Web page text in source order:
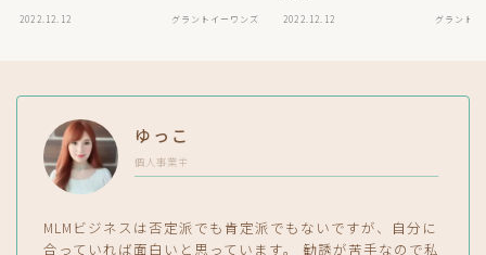
2022.12.12 グラントイーワンズ 2022.12.12 グラント
ゆっこ
個人事業主
MLMビジネスは否定派でも肯定派でもないですが、自分に
合っていれば面白いと思っています。 勧誘が苦手なので私